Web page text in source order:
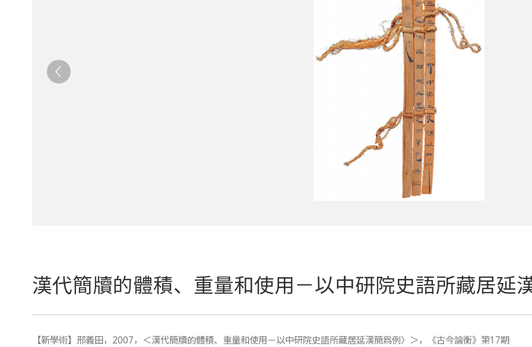
漢代簡牘的體積、重量和使用－以中研院史語所藏居延
【新學術】邢義田，2007，＜漢代簡牘的體積、重量和使用－以中研院史語所藏居延漢簡爲例〉＞，《古今論衡》第17期